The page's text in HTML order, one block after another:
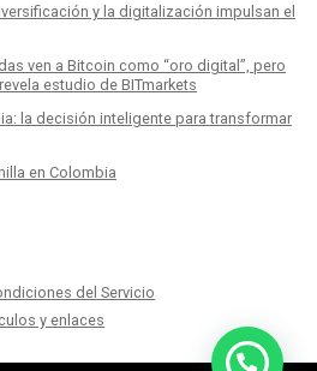
y la digitalización impulsan el
ven a Bitcoin como “oro digital”, pero
estudio de BITmarkets
la decisión inteligente para transformar
en Colombia
del Servicio
y enlaces